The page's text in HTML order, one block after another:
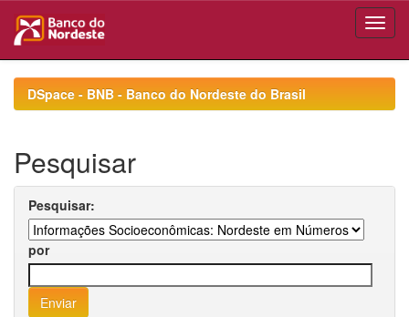
navigationDSpace - BNB - Banco do Nordeste do Brasil
Pesquisar
Pesquisar:
por